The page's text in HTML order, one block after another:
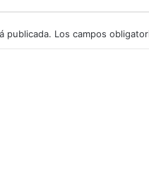
publicada. Los campos